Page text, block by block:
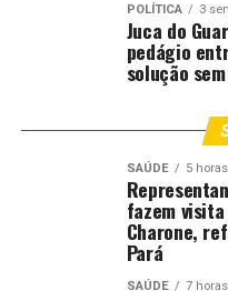
Os maiores volumes
Paulo, Rio de Janeiro,
Mineira e Triângulo
40 milímetros. Apesar de
umidade do solo, a
à colheita do café.
No interior paulista e no
tendem a ser mais
milímetros. Ainda
POLÍTICA 3
Juca do
pedágio
solução
SAÚDE 5
fazem
Charone,
Pará
SAÚDE 7